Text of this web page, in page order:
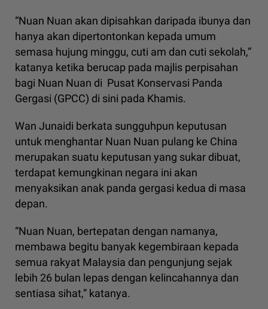
“Nuan Nuan akan dipisahkan daripada ibunya dan
hanya akan dipertontonkan kepada umum
semasa hujung minggu, cuti am dan cuti sekolah,”
katanya ketika berucap pada majlis perpisahan
bagi Nuan Nuan di Pusat Konservasi Panda
Gergasi (GPCC) di sini pada Khamis.
Wan Junaidi berkata sungguhpun keputusan
untuk menghantar Nuan Nuan pulang ke China
merupakan suatu keputusan yang sukar dibuat,
terdapat kemungkinan negara ini akan
menyaksikan anak panda gergasi kedua di masa
depan.
“Nuan Nuan, bertepatan dengan namanya,
membawa begitu banyak kegembiraan kepada
semua rakyat Malaysia dan pengunjung sejak
lebih 26 bulan lepas dengan kelincahannya dan
sentiasa sihat,” katanya.